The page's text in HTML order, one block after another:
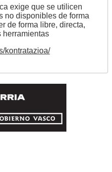
exige que se utilicen
no disponibles de forma
de forma libre, directa,
herramientas
kontratazioa/